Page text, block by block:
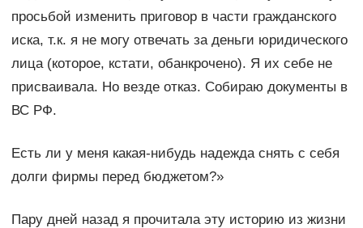
просьбой изменить приговор в части гражданского
иска, т.к. я не могу отвечать за деньги юридического
лица (которое, кстати, обанкрочено). Я их себе не
присваивала. Но везде отказ. Собираю документы в
ВС РФ.
Есть ли у меня какая-нибудь надежда снять с себя
долги фирмы перед бюджетом?»
Пару дней назад я прочитала эту историю из жизни